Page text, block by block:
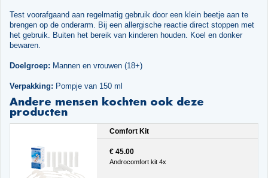
Test voorafgaand aan regelmatig gebruik door een klein beetje aan te
brengen op de onderarm. Bij een allergische reactie direct stoppen met
het gebruik. Buiten het bereik van kinderen houden. Koel en donker
bewaren.
Doelgroep: Mannen en vrouwen (18+)
Verpakking: Pompje van 150 ml
Andere mensen kochten ook deze
producten
Comfort Kit
€ 45.00
Androcomfort kit 4x